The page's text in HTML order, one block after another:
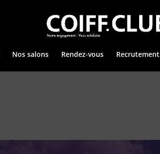
Nos salons Rendez-vous Recrutement